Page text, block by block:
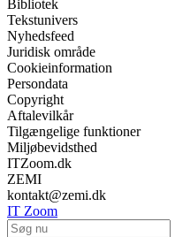
Bibliotek
Tekstunivers
Nyhedsfeed
Juridisk område
Cookieinformation
Persondata
Copyright
Aftalevilkår
Tilgængelige funktioner
Miljøbevidsthed
ITZoom.dk
ZEMI
kontakt@zemi.dk
IT Zoom